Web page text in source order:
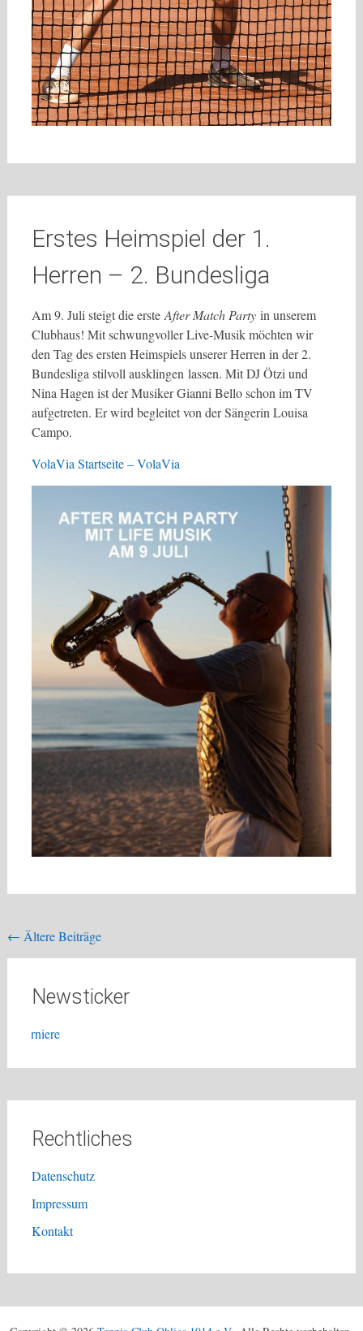
Erstes Heimspiel der 1.
Herren – 2. Bundesliga
Am 9. Juli steigt die ersteAfter Match Partyin unserem
Clubhaus! Mit schwungvoller Live-Musik möchten wir
den Tag des ersten Heimspiels unserer Herren in der 2.
Bundesliga stilvoll ausklingen lassen. Mit DJ Ötzi und
Nina Hagen ist der Musiker Gianni Bello schon im TV
aufgetreten. Er wird begleitet von der Sängerin Louisa
Campo.
VolaVia Startseite – VolaVia
Beitragsnavigation
← Ältere Beiträge
Newsticker
Rechtliches
Datenschutz
Impressum
Kontakt